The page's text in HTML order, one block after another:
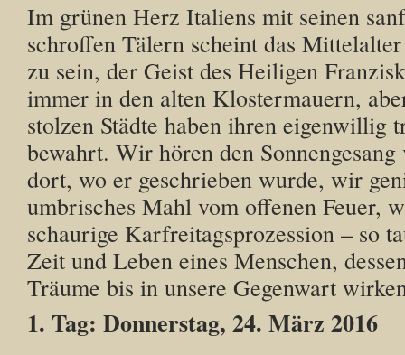
Im grünen Herz Italiens mit seinen
schroffen Tälern scheint das
zu sein, der Geist des Heiligen
immer in den alten Klostermauern,
stolzen Städte haben ihren eigenwillig
bewahrt. Wir hören den
dort, wo er geschrieben wurde, wir
umbrisches Mahl vom offenen Feuer,
schaurige Karfreitagsprozession – so
Zeit und Leben eines Menschen,
Träume bis in unsere Gegenwart
1. Tag: Donnerstag, 24. März 2016